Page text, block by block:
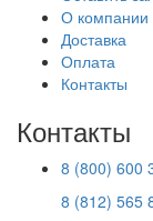
О компании
Доставка
Оплата
Контакты
Контакты
8 (800) 600
8 (812) 565